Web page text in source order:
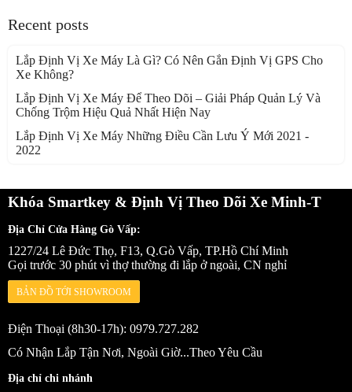
Recent posts
Lắp Định Vị Xe Máy Là Gì? Có Nên Gắn Định Vị GPS Cho
Xe Không?
Lắp Định Vị Xe Máy Để Theo Dõi – Giải Pháp Quản Lý Và
Chống Trộm Hiệu Quả Nhất Hiện Nay
Lắp Định Vị Xe Máy Những Điều Cần Lưu Ý Mới 2021 -
2022
Khóa Smartkey & Định Vị Theo Dõi Xe Minh-T
Địa Chỉ Cửa Hàng Gò Vấp:
1227/24 Lê Đức Thọ, F13, Q.Gò Vấp, TP.Hồ Chí Minh
Gọi trước 30 phút vì thợ thường đi lắp ở ngoài, CN nghỉ
BẢN ĐỒ TỚI SHOWROOM
Điện Thoại (8h30-17h): 0979.727.282
Có Nhận Lắp Tận Nơi, Ngoài Giờ...Theo Yêu Cầu
Địa chỉ chi nhánh